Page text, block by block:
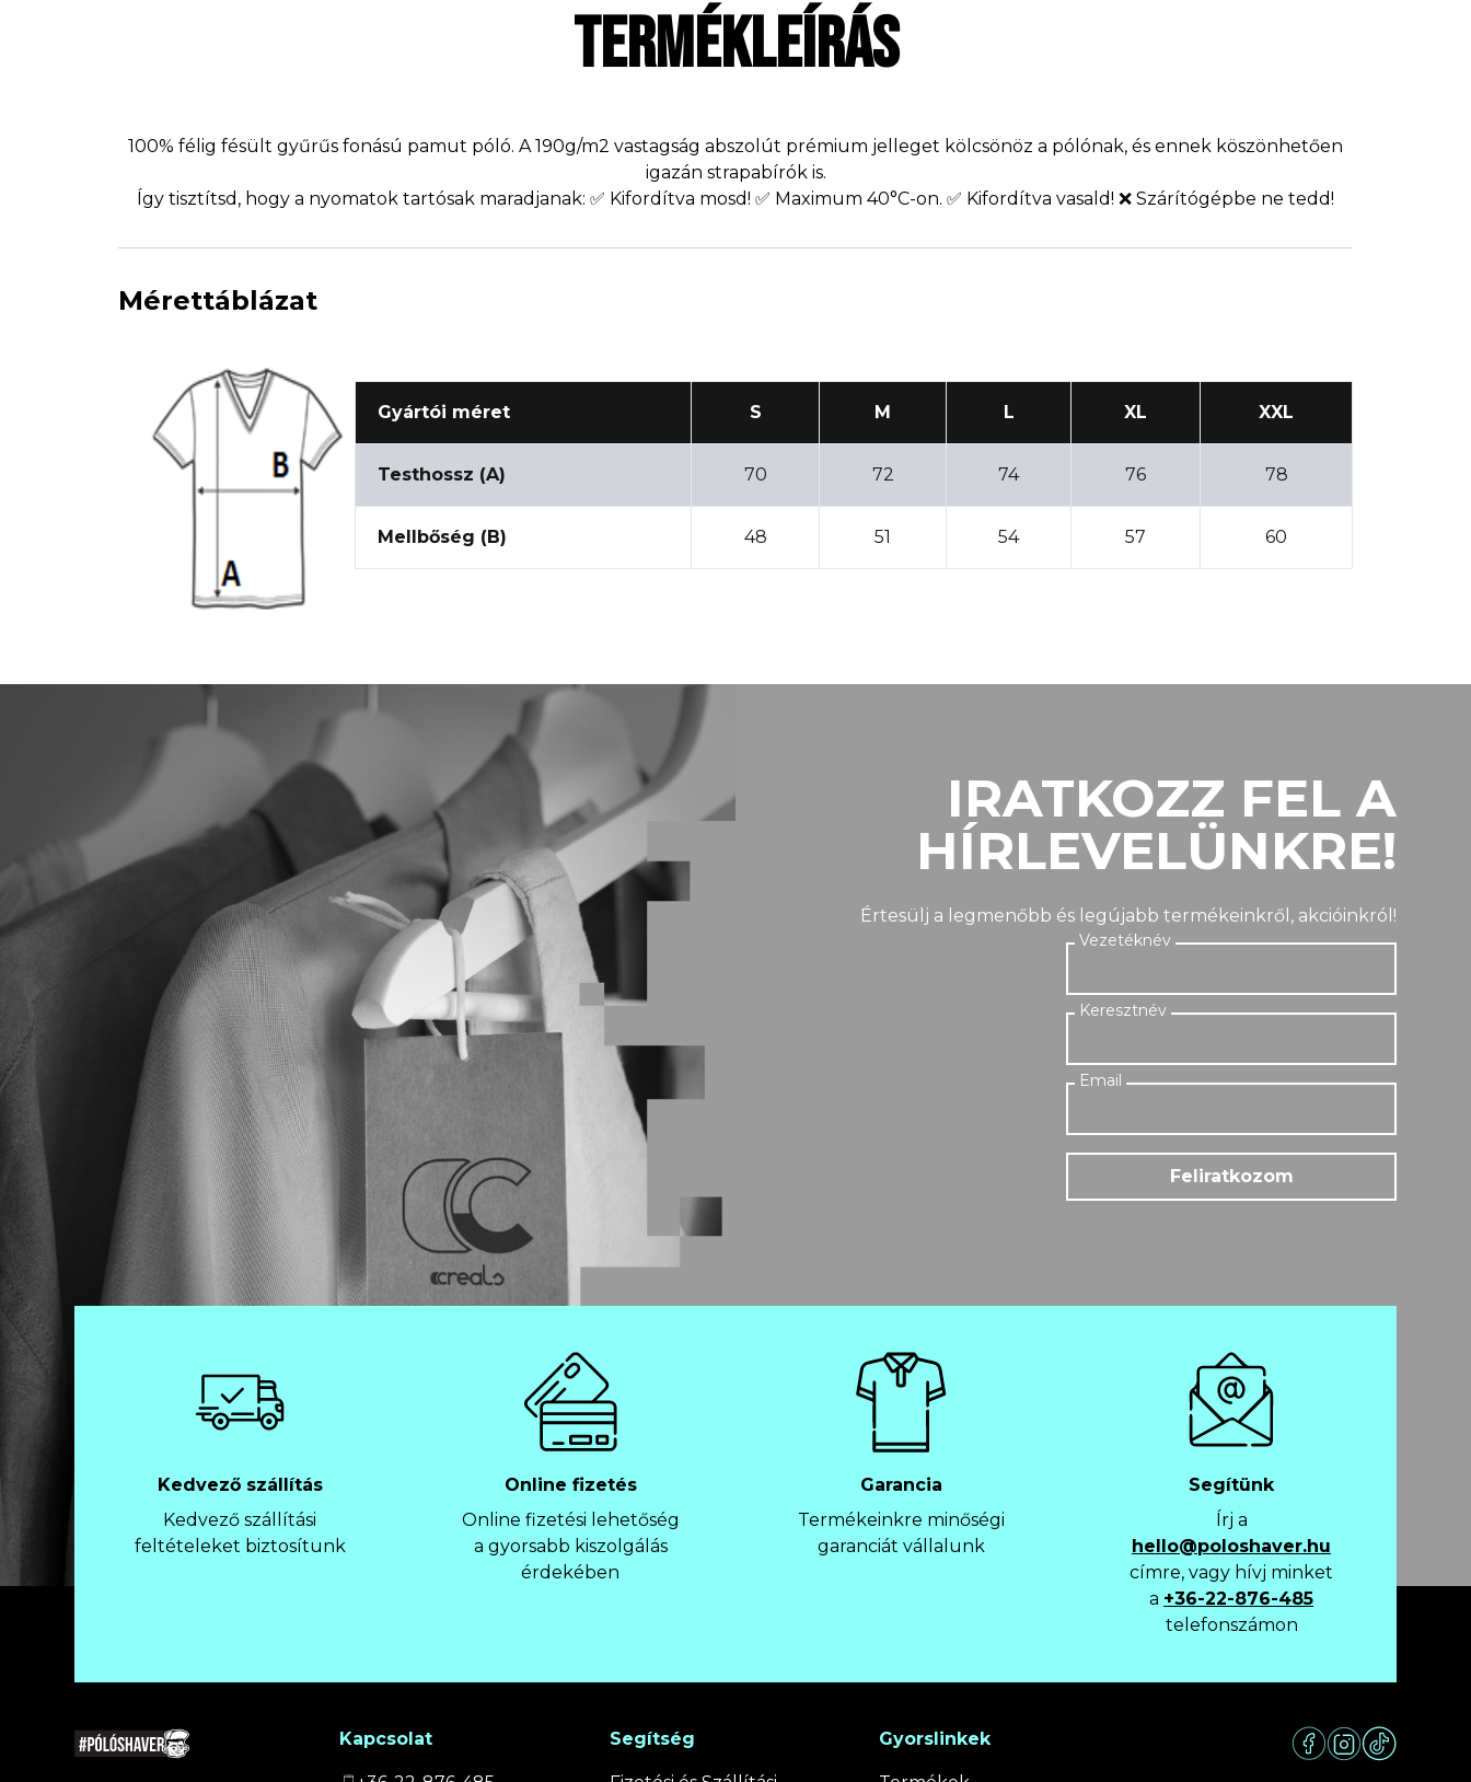
TERMÉKLEÍRÁS
100% félig fésült gyűrűs fonású pamut póló. A 190g/m2 vastagság abszolút prémium jelleget kölcsönöz a pólónak, és ennek köszönhetően
igazán strapabírók is.
Így tisztítsd, hogy a nyomatok tartósak maradjanak: ✅ Kifordítva mosd! ✅ Maximum 40°C-on. ✅ Kifordítva vasald! ❌ Szárítógépbe ne tedd!
Mérettáblázat
Gyártói méret S M L XL XXL
Testhossz (A) 70 72 74 76 78
Mellbőség (B) 48 51 54 57 60
IRATKOZZ FEL A
HÍRLEVELÜNKRE!
Értesülj a legmenőbb és legújabb termékeinkről, akcióinkról!
Feliratkozom
Kedvező szállítás
Kedvező szállítási
feltételeket biztosítunk
Online fizetés
Online fizetési lehetőség
a gyorsabb kiszolgálás
érdekében
Garancia
Termékeinkre minőségi
garanciát vállalunk
Segítünk
Írj a
hello@poloshaver.hu
címre, vagy hívj minket
a +36-22-876-485
telefonszámon
Kapcsolat Segítség Gyorslinkek